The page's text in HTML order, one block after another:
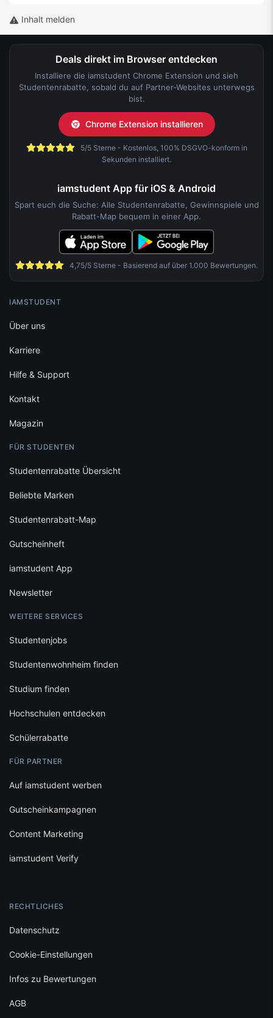
Inhalt melden
Deals direkt im Browser entdecken
Installiere die iamstudent Chrome Extension und sieh
Studentenrabatte, sobald du auf Partner-Websites unterwegs
bist.
Chrome Extension installieren
5/5 Sterne - Kostenlos, 100% DSGVO-konform in
Sekunden installiert.
iamstudent App für iOS & Android
Spart euch die Suche: Alle Studentenrabatte, Gewinnspiele und
Rabatt-Map bequem in einer App.
4,75/5 Sterne - Basierend auf über 1.000 Bewertungen.
IAMSTUDENT
Über uns
Karriere
Hilfe & Support
Kontakt
Magazin
FÜR STUDENTEN
Studentenrabatte Übersicht
Beliebte Marken
Studentenrabatt-Map
Gutscheinheft
iamstudent App
Newsletter
WEITERE SERVICES
Studentenjobs
Studentenwohnheim finden
Studium finden
Hochschulen entdecken
Schülerrabatte
FÜR PARTNER
Auf iamstudent werben
Gutscheinkampagnen
Content Marketing
iamstudent Verify
RECHTLICHES
Datenschutz
Cookie-Einstellungen
Infos zu Bewertungen
AGB